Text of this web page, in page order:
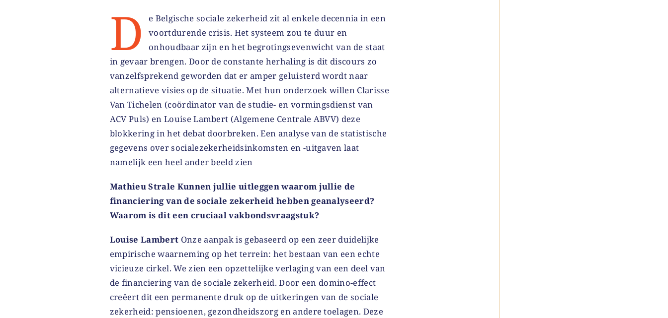
D
e Belgische sociale zekerheid zit al enkele decennia in een
voortdurende crisis. Het systeem zou te duur en
onhoudbaar zijn en het begrotingsevenwicht van de staat
in gevaar brengen. Door de constante herhaling is dit discours zo
vanzelfsprekend geworden dat er amper geluisterd wordt naar
alternatieve visies op de situatie. Met hun onderzoek willen Clarisse
Van Tichelen (coördinator van de studie- en vormingsdienst van
ACV Puls) en Louise Lambert (Algemene Centrale ABVV) deze
blokkering in het debat doorbreken. Een analyse van de statistische
gegevens over socialezekerheidsinkomsten en -uitgaven laat
namelijk een heel ander beeld zien
Mathieu Strale Kunnen jullie uitleggen waarom jullie de
financiering van de sociale zekerheid hebben geanalyseerd?
Waarom is dit een cruciaal vakbondsvraagstuk?
Louise Lambert Onze aanpak is gebaseerd op een zeer duidelijke
empirische waarneming op het terrein: het bestaan van een echte
vicieuze cirkel. We zien een opzettelijke verlaging van een deel van
de financiering van de sociale zekerheid. Door een domino-effect
creëert dit een permanente druk op de uitkeringen van de sociale
zekerheid: pensioenen, gezondheidszorg en andere toelagen. Deze